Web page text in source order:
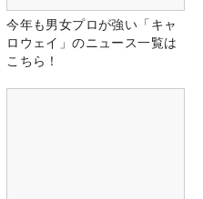
今年も男女プロが強い「キャ
ロウェイ」のニュース一覧は
こちら！